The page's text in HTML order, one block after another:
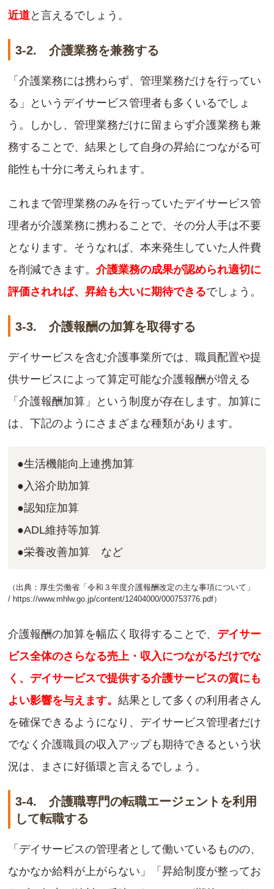
近道と言えるでしょう。
3-2. 介護業務を兼務する
「介護業務には携わらず、管理業務だけを行ってい
る」というデイサービス管理者も多くいるでしょ
う。しかし、管理業務だけに留まらず介護業務も兼
務することで、結果として自身の昇給につながる可
能性も十分に考えられます。
これまで管理業務のみを行っていたデイサービス管
理者が介護業務に携わることで、その分人手は不要
となります。そうなれば、本来発生していた人件費
を削減できます。 介護業務の成果が認められ適切に
評価されれば、昇給も大いに期待できるでしょう。
3-3. 介護報酬の加算を取得する
デイサービスを含む介護事業所では、職員配置や提
供サービスによって算定可能な介護報酬が増える
「介護報酬加算」という制度が存在します。加算に
は、下記のようにさまざまな種類があります。
●生活機能向上連携加算
●入浴介助加算
●認知症加算
●ADL維持等加算
●栄養改善加算 など
（出典：厚生労働省「令和３年度介護報酬改定の主な事項について」
/ https://www.mhlw.go.jp/content/12404000/000753776.pdf）
介護報酬の加算を幅広く取得することで、 デイサー
ビス全体のさらなる売上・収入につながるだけでな
く、デイサービスで提供する介護サービスの質にも
よい影響を与えます。 結果として多くの利用者さん
を確保できるようになり、デイサービス管理者だけ
でなく介護職員の収入アップも期待できるという状
況は、まさに好循環と言えるでしょう。
3-4. 介護職専門の転職エージェントを利用
して転職する
「デイサービスの管理者として働いているものの、
なかなか給料が上がらない」「昇給制度が整ってお